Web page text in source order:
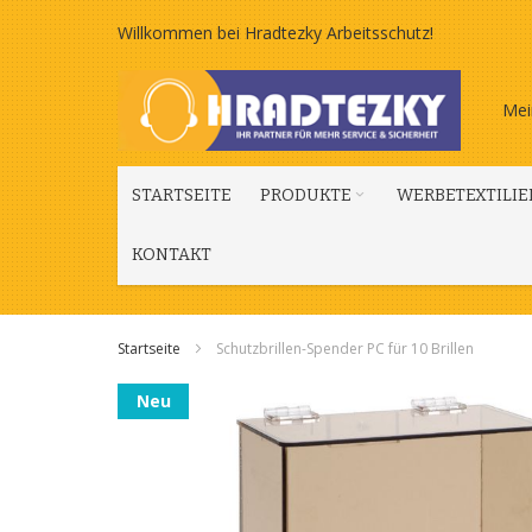
Zum
Inhalt
springen
Willkommen bei Hradtezky Arbeitsschutz!
STARTSEITE PRODUKTE
KONTAKT
Startseite Schutzbrillen-Spender PC für 10 Brillen
Zum
Ende
Neu